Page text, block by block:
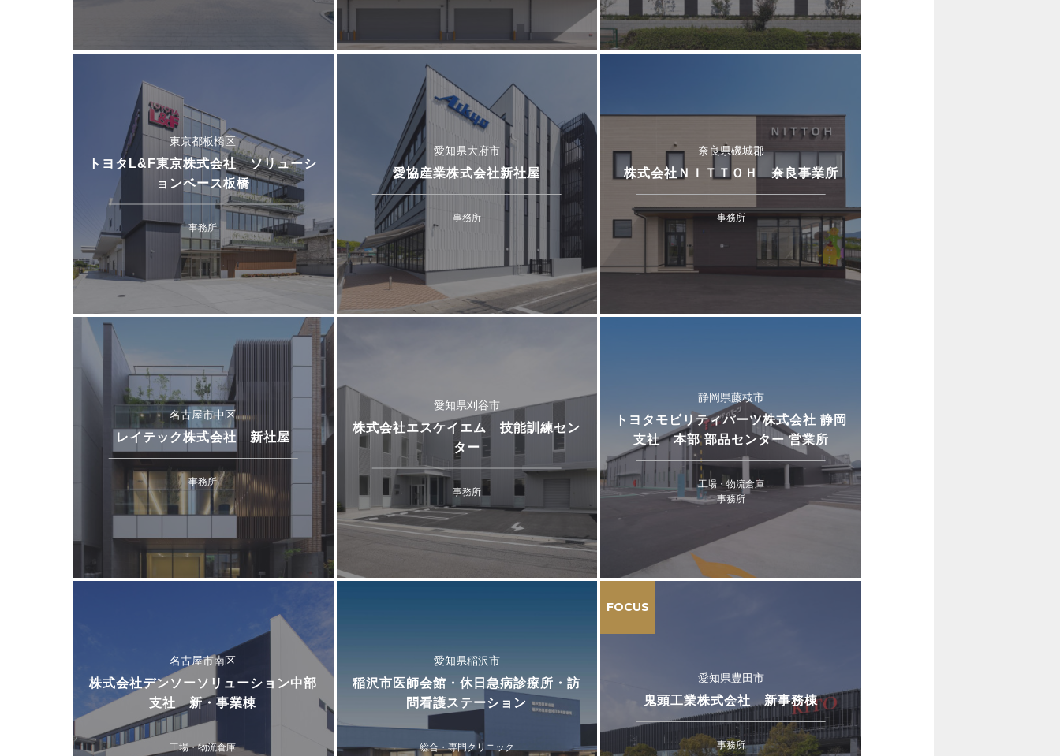
東京都板橋区
トヨタL&F東京株式会社 ソリューシ
ョンベース板橋
事務所
愛知県大府市
愛協産業株式会社新社屋
事務所
奈良県磯城郡
株式会社ＮＩＴＴＯＨ 奈良事業所
事務所
名古屋市中区
レイテック株式会社 新社屋
事務所
愛知県刈谷市
株式会社エスケイエム 技能訓練セン
ター
事務所
静岡県藤枝市
トヨタモビリティパーツ株式会社 静岡
支社 本部 部品センター 営業所
工場・物流倉庫
事務所
名古屋市南区
株式会社デンソーソリューション中部
支社 新・事業棟
工場・物流倉庫
愛知県稲沢市
稲沢市医師会館・休日急病診療所・訪
問看護ステーション
総合・専門クリニック
FOCUS
愛知県豊田市
鬼頭工業株式会社 新事務棟
事務所